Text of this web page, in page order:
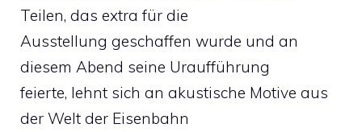
Teilen, das extra für die
Ausstellung geschaffen wurde und an
diesem Abend seine Uraufführung
feierte, lehnt sich an akustische Motive aus
der Welt der Eisenbahn